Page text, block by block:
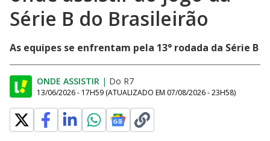
Série B do Brasileirão
As equipes se enfrentam pela 13° rodada da Série B
ONDE ASSISTIR | Do R7
13/06/2026 - 17H59 (ATUALIZADO EM 07/08/2026 - 23H58)